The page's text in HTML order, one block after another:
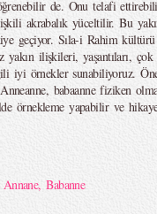
de. Onu telafi
akrabalık yüceltilir. Bu
geçiyor. Sıla-i Rahim
ilişkileri, yaşantıları, çok
iyi örnekler sunabiliyoruz.
babaanne fiziken
örnekleme yapabilir ve
Annane,Babanne